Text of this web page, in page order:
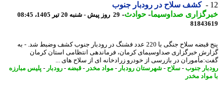
کشف سلاح در رودبار جنوب
صداوسیما-حوادث -29 روز پیش - شنبه 20 تیر 1405، 08:45
پنج قبضه سلاح جنگی با 220 عدد فشنگ در رودبار جنوب کشف وضبط شد. - به
خبرگزاری صداوسیمای کرمان، فرماندهی انتظامی استان کرمان
در بازرسی از خودرو زرادخانه ای از سلاح های ...
جنوب-سلاح-شهرستان رودبار-مواد مخدر-قبضه-رودبار-پلیس مبارزه
مخدر